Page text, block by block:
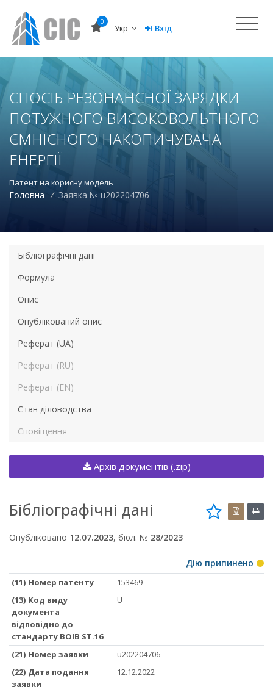
0
Укр Вхід
СПОСІБ РЕЗОНАНСНОЇ ЗАРЯДКИ
ПОТУЖНОГО ВИСОКОВОЛЬТНОГО
ЄМНІСНОГО НАКОПИЧУВАЧА
ЕНЕРГІЇ
Патент на корисну модель
Головна / Заявка № u202204706
Бібліографічні дані
Формула
Опис
Опублікований опис
Реферат (UA)
Реферат (RU)
Реферат (EN)
Стан діловодства
Сповіщення
Архів документів (.zip)
Бібліографічні дані
Опубліковано 12.07.2023, бюл. № 28/2023
Дію припинено
(11) Номер патенту
153469
(13) Код виду
документа
відповідно до
стандарту ВОІВ ST.16
U
(21) Номер заявки
u202204706
(22) Дата подання
заявки
12.12.2022